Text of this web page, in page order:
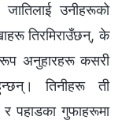
उनीहरूको
तिरमिराउँछन्, के
अनुहारहरू कसरी
तिनीहरू ती
पहाडका गुफाहरूमा